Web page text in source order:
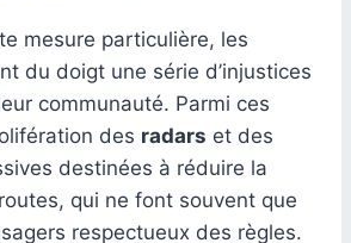
mesure particulière, les
du doigt une série d’injustices
communauté. Parmi ces
des radars et des
destinées à réduire la
qui ne font souvent que
respectueux des règles.